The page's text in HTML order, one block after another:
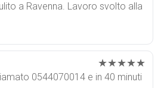
a Ravenna. Lavoro svolto alla
★★★★★
0544070014 e in 40 minuti